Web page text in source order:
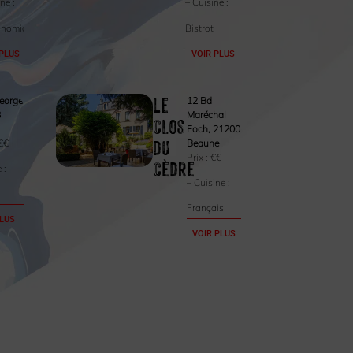
Bistrot
VOIR PLUS
:
Le
Clos
du
Cèdre
12 Bd
Maréchal
Foch, 21200
Beaune
Prix : €€
– Cuisine :
Français
VOIR PLUS